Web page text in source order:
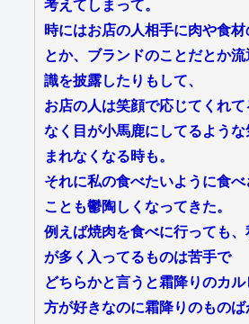
考えてしまって。
時にはお店の人相手に肉や食
とか、ブランドのことだとか
識を披露したりもして、
お店の人は笑顔で応じてくれ
なく目が小馬鹿にしてるよう
まれなくなる時も。
それに私の食べたいように食
ことも鬱陶しくなってきた。
例えば焼肉を食べに行っても
が多く入ってるものは苦手で
どちらかと言うと霜降りのカ
方が好きなのに霜降りのものば